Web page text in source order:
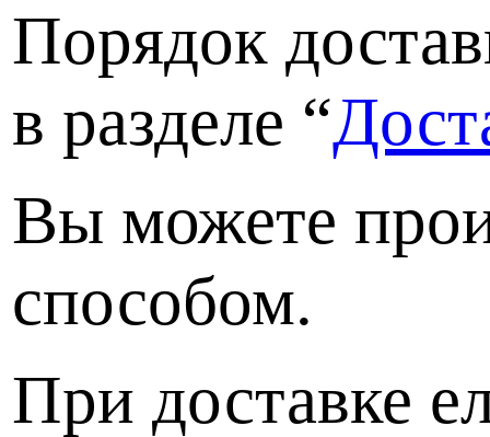
Порядок
в разделе “
Вы можете
способом.
При доставке